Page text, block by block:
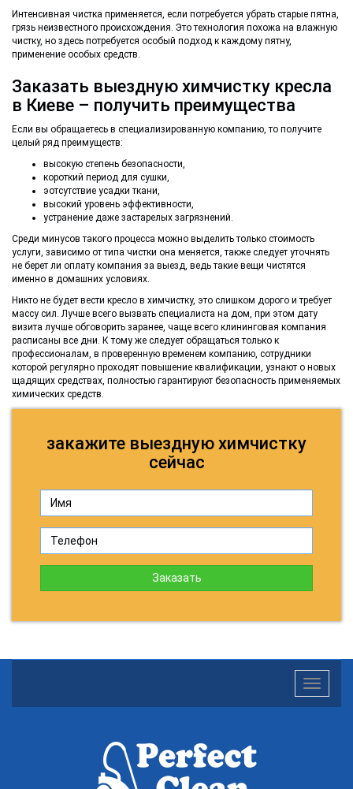
Интенсивная чистка применяется, если потребуется убрать старые пятна,
грязь неизвестного происхождения. Это технология похожа на влажную
чистку, но здесь потребуется особый подход к каждому пятну,
применение особых средств.
Заказать выездную химчистку кресла
в Киеве – получить преимущества
Если вы обращаетесь в специализированную компанию, то получите
целый ряд преимуществ:
высокую степень безопасности,
короткий период для сушки,
эотсутствие усадки ткани,
высокий уровень эффективности,
устранение даже застарелых загрязнений.
Среди минусов такого процесса можно выделить только стоимость
услуги, зависимо от типа чистки она меняется, также следует уточнять
не берет ли оплату компания за выезд, ведь такие вещи чистятся
именно в домашних условиях.
Никто не будет вести кресло в химчистку, это слишком дорого и требует
массу сил. Лучше всего вызвать специалиста на дом, при этом дату
визита лучше обговорить заранее, чаще всего клининговая компания
расписаны все дни. К тому же следует обращаться только к
профессионалам, в проверенную временем компанию, сотрудники
которой регулярно проходят повышение квалификации, узнают о новых
щадящих средствах, полностью гарантируют безопасность применяемых
химических средств.
закажите выездную химчистку
сейчас
Заказать
Toggle